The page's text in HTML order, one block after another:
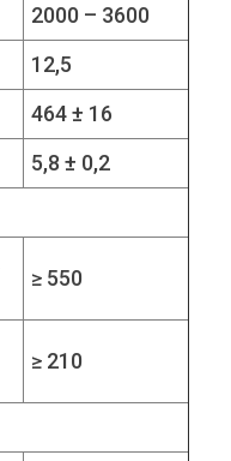
2000 – 3600
12,5
464 ± 16
5,8 ± 0,2
≥ 550
≥ 210